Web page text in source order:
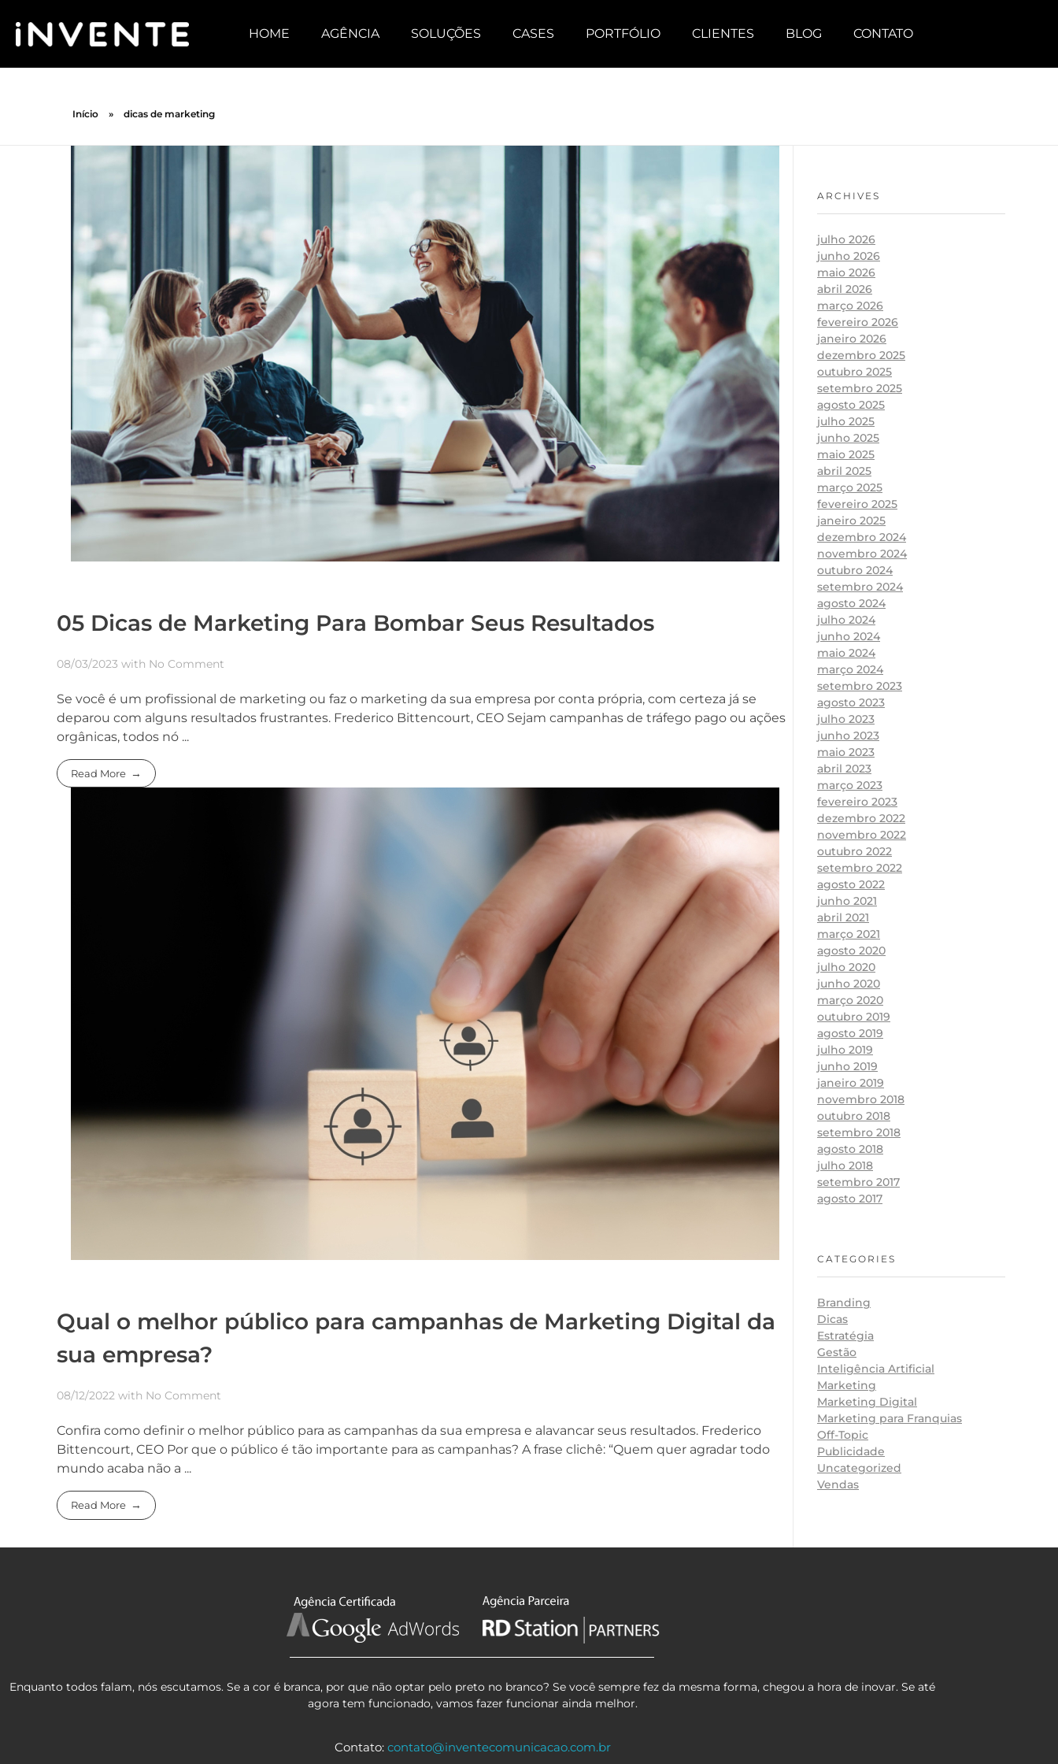
HOME AGÊNCIA SOLUÇÕES CASES PORTFÓLIO CLIENTES BLOG CONTATO
Início » dicas de marketing
05 Dicas de Marketing Para Bombar Seus Resultados
08/03/2023 with No Comment
Se você é um profissional de marketing ou faz o marketing da sua empresa por conta própria, com certeza já se
deparou com alguns resultados frustrantes. Frederico Bittencourt, CEO Sejam campanhas de tráfego pago ou ações
orgânicas, todos nó ...
Read More
Qual o melhor público para campanhas de Marketing Digital da
sua empresa?
08/12/2022 with No Comment
Confira como definir o melhor público para as campanhas da sua empresa e alavancar seus resultados. Frederico
Bittencourt, CEO Por que o público é tão importante para as campanhas? A frase clichê: “Quem quer agradar todo
mundo acaba não a ...
Read More
ARCHIVES
julho 2026
junho 2026
maio 2026
abril 2026
março 2026
fevereiro 2026
janeiro 2026
dezembro 2025
outubro 2025
setembro 2025
agosto 2025
julho 2025
junho 2025
maio 2025
abril 2025
março 2025
fevereiro 2025
janeiro 2025
dezembro 2024
novembro 2024
outubro 2024
setembro 2024
agosto 2024
julho 2024
junho 2024
maio 2024
março 2024
setembro 2023
agosto 2023
julho 2023
junho 2023
maio 2023
abril 2023
março 2023
fevereiro 2023
dezembro 2022
novembro 2022
outubro 2022
setembro 2022
agosto 2022
junho 2021
abril 2021
março 2021
agosto 2020
julho 2020
junho 2020
março 2020
outubro 2019
agosto 2019
julho 2019
junho 2019
janeiro 2019
novembro 2018
outubro 2018
setembro 2018
agosto 2018
julho 2018
setembro 2017
agosto 2017
CATEGORIES
Branding
Dicas
Estratégia
Gestão
Inteligência Artificial
Marketing
Marketing Digital
Marketing para Franquias
Off-Topic
Publicidade
Uncategorized
Vendas
Enquanto todos falam, nós escutamos. Se a cor é branca, por que não optar pelo preto no branco? Se você sempre fez da mesma forma, chegou a hora de inovar. Se até
agora tem funcionado, vamos fazer funcionar ainda melhor.
Contato: contato@inventecomunicacao.com.br